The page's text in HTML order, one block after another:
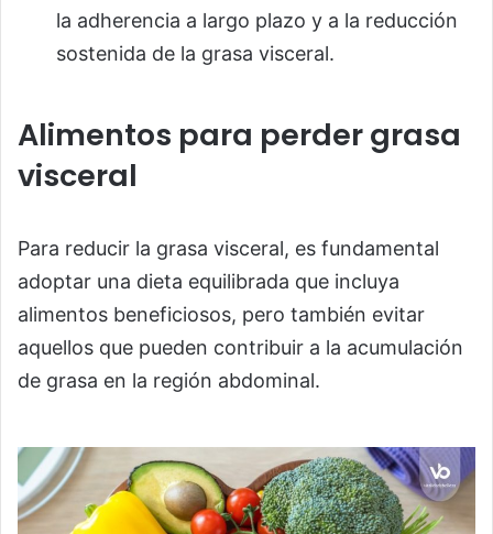
la adherencia a largo plazo y a la reducción
sostenida de la grasa visceral.
Alimentos para perder grasa
visceral
Para reducir la grasa visceral, es fundamental
adoptar una dieta equilibrada que incluya
alimentos beneficiosos, pero también evitar
aquellos que pueden contribuir a la acumulación
de grasa en la región abdominal.